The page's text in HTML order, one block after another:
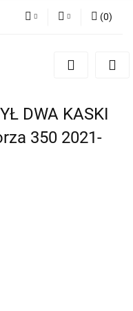
(0)
DWA KASKI
350 2021-